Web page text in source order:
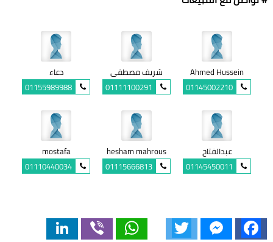
Ahmed Hussein
01145002210
شريف مصطفى
01111100291
دعاء
01155989988
عبدالفتاح
01145450011
hesham mahrous
01115666813
mostafa
01110440034
Facebook
Messenger
WhatsApp